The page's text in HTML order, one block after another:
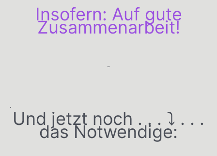
Insofern: Auf gute
Zusammenarbeit!
˘
.
Und jetzt noch . . . ⤵️ . . .
das Notwendige: